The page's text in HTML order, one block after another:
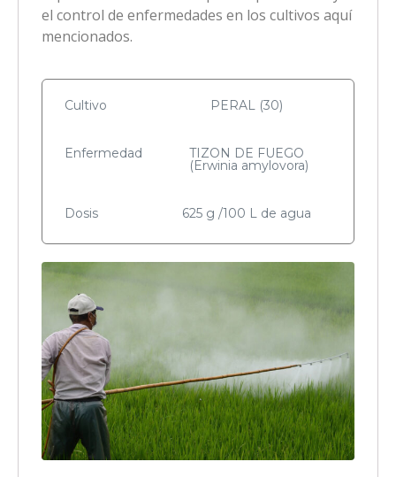
el control de enfermedades en los cultivos aquí
mencionados.
Cultivo PERAL (30)
Enfermedad TIZON DE FUEGO
(Erwinia amylovora)
Dosis 625 g /100 L de agua